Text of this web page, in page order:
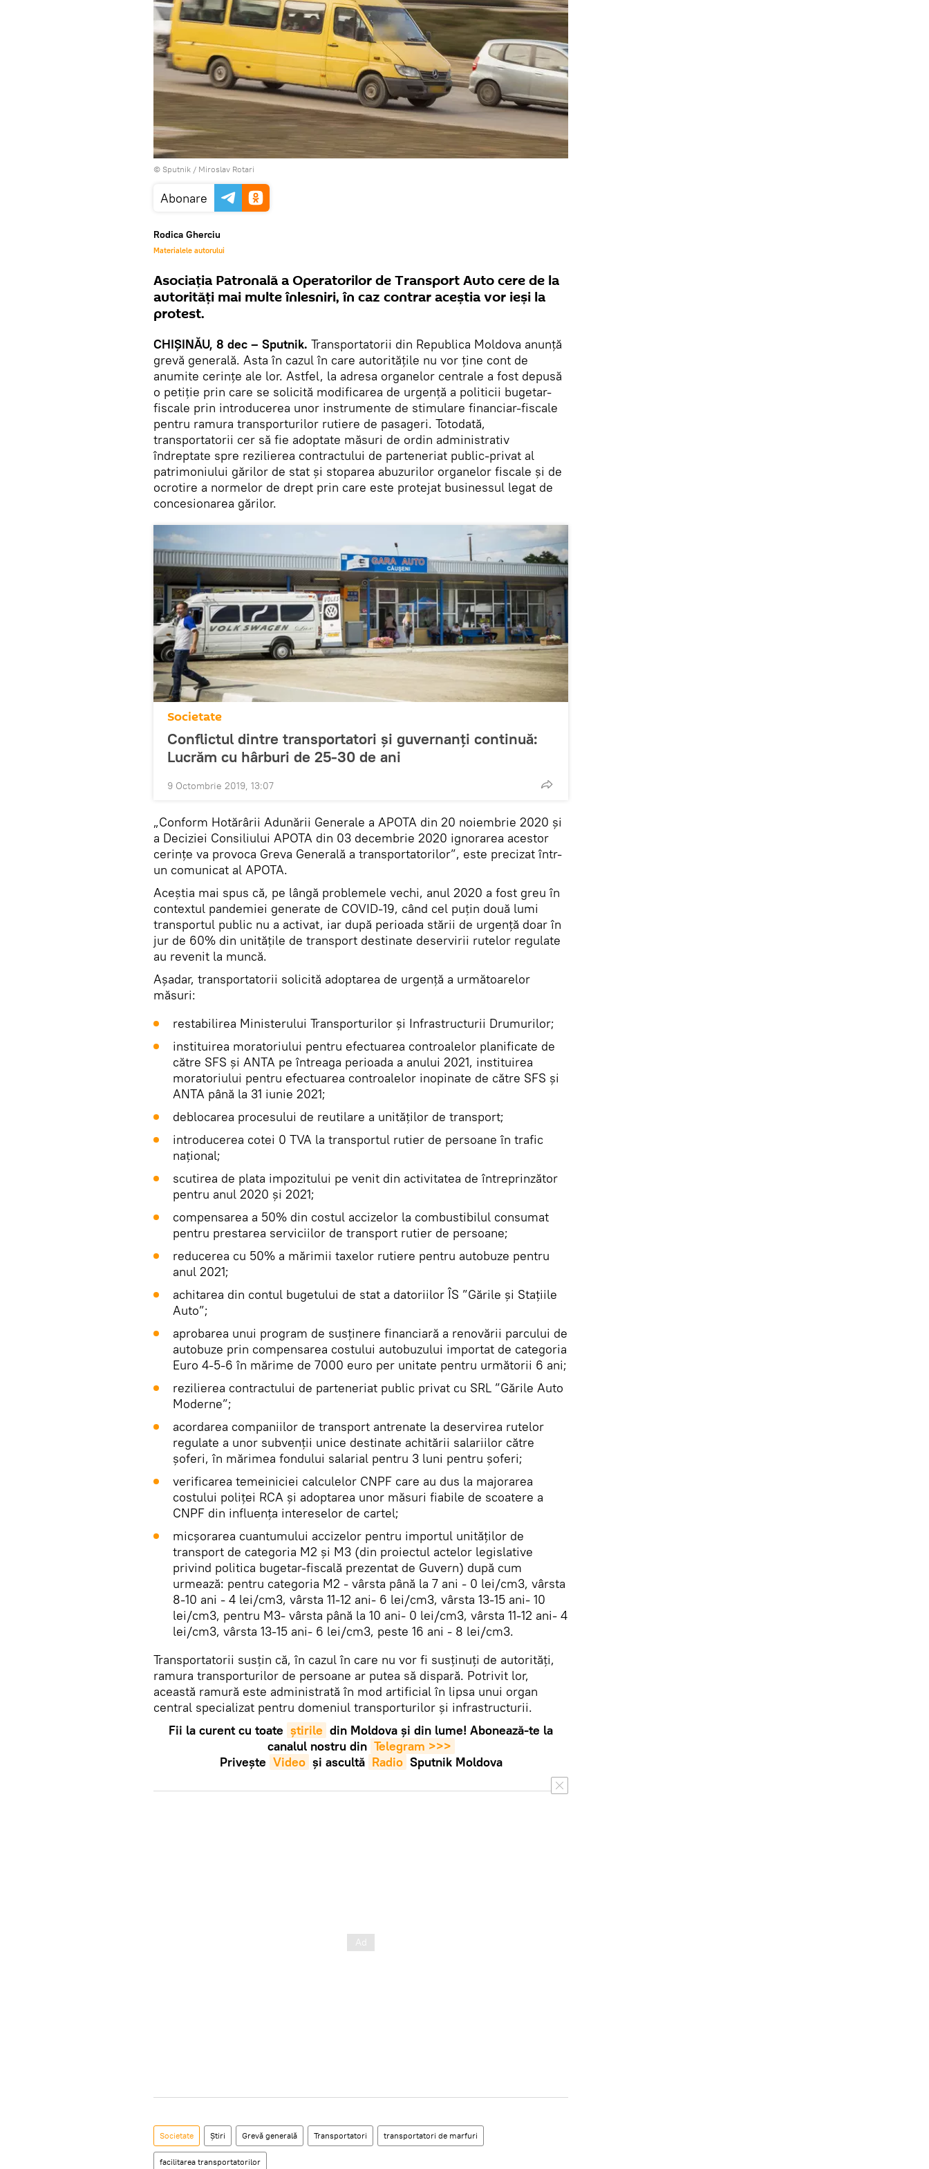
© Sputnik / Miroslav Rotari
Abonare
Rodica Gherciu
Materialele autorului
Asociația Patronală a Operatorilor de Transport Auto cere de la
autorități mai multe înlesniri, în caz contrar aceștia vor ieși la
protest.
CHIȘINĂU, 8 dec – Sputnik. Transportatorii din Republica Moldova anunță
grevă generală. Asta în cazul în care autoritățile nu vor ține cont de
anumite cerințe ale lor. Astfel, la adresa organelor centrale a fost depusă
o petiție prin care se solicită modificarea de urgență a politicii bugetar-
fiscale prin introducerea unor instrumente de stimulare financiar-fiscale
pentru ramura transporturilor rutiere de pasageri. Totodată,
transportatorii cer să fie adoptate măsuri de ordin administrativ
îndreptate spre rezilierea contractului de parteneriat public-privat al
patrimoniului gărilor de stat și stoparea abuzurilor organelor fiscale și de
ocrotire a normelor de drept prin care este protejat businessul legat de
concesionarea gărilor.
Societate
Conflictul dintre transportatori și guvernanți continuă:
Lucrăm cu hârburi de 25-30 de ani
9 Octombrie 2019, 13:07
„Conform Hotărârii Adunării Generale a APOTA din 20 noiembrie 2020 și
a Deciziei Consiliului APOTA din 03 decembrie 2020 ignorarea acestor
cerințe va provoca Greva Generală a transportatorilor”, este precizat într-
un comunicat al APOTA.
Aceștia mai spus că, pe lângă problemele vechi, anul 2020 a fost greu în
contextul pandemiei generate de COVID-19, când cel puțin două lumi
transportul public nu a activat, iar după perioada stării de urgență doar în
jur de 60% din unitățile de transport destinate deservirii rutelor regulate
au revenit la muncă.
Așadar, transportatorii solicită adoptarea de urgență a următoarelor
măsuri:
restabilirea Ministerului Transporturilor și Infrastructurii Drumurilor;
instituirea moratoriului pentru efectuarea controalelor planificate de
către SFS și ANTA pe întreaga perioada a anului 2021, instituirea
moratoriului pentru efectuarea controalelor inopinate de către SFS și
ANTA până la 31 iunie 2021;
deblocarea procesului de reutilare a unităților de transport;
introducerea cotei 0 TVA la transportul rutier de persoane în trafic
național;
scutirea de plata impozitului pe venit din activitatea de întreprinzător
pentru anul 2020 și 2021;
compensarea a 50% din costul accizelor la combustibilul consumat
pentru prestarea serviciilor de transport rutier de persoane;
reducerea cu 50% a mărimii taxelor rutiere pentru autobuze pentru
anul 2021;
achitarea din contul bugetului de stat a datoriilor ÎS ”Gările și Stațiile
Auto”;
aprobarea unui program de susținere financiară a renovării parcului de
autobuze prin compensarea costului autobuzului importat de categoria
Euro 4-5-6 în mărime de 7000 euro per unitate pentru următorii 6 ani;
rezilierea contractului de parteneriat public privat cu SRL ”Gările Auto
Moderne”;
acordarea companiilor de transport antrenate la deservirea rutelor
regulate a unor subvenții unice destinate achitării salariilor către
șoferi, în mărimea fondului salarial pentru 3 luni pentru șoferi;
verificarea temeiniciei calculelor CNPF care au dus la majorarea
costului poliței RCA și adoptarea unor măsuri fiabile de scoatere a
CNPF din influența intereselor de cartel;
micșorarea cuantumului accizelor pentru importul unităților de
transport de categoria M2 și M3 (din proiectul actelor legislative
privind politica bugetar-fiscală prezentat de Guvern) după cum
urmează: pentru categoria M2 - vârsta până la 7 ani - 0 lei/cm3, vârsta
8-10 ani - 4 lei/cm3, vârsta 11-12 ani- 6 lei/cm3, vârsta 13-15 ani- 10
lei/cm3, pentru M3- vârsta până la 10 ani- 0 lei/cm3, vârsta 11-12 ani- 4
lei/cm3, vârsta 13-15 ani- 6 lei/cm3, peste 16 ani - 8 lei/cm3.
Transportatorii susțin că, în cazul în care nu vor fi susținuți de autorități,
ramura transporturilor de persoane ar putea să dispară. Potrivit lor,
această ramură este administrată în mod artificial în lipsa unui organ
central specializat pentru domeniul transporturilor și infrastructurii.
Fii la curent cu toate știrile din Moldova și din lume! Abonează-te la
canalul nostru din Telegram >>>
Privește Video și ascultă Radio Sputnik Moldova
Societate Știri Grevă generală Transportatori transportatori de marfuri
facilitarea transportatorilor